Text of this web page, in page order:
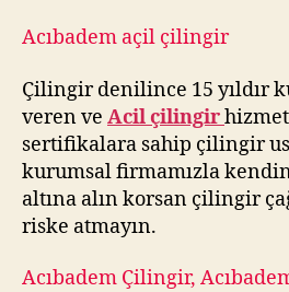
Acıbadem açil çilingir
Çilingir denilince 15 yıldır
veren ve Acil çilingir
sertifikalara sahip çilingir
kurumsal firmamızla
altına alın korsan çilingir
riske atmayın.
Acıbadem Çilingir,